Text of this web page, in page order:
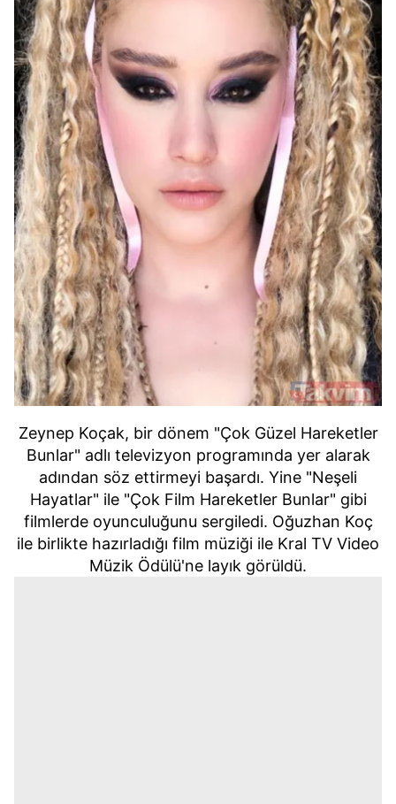
Zeynep Koçak, bir dönem "Çok Güzel Hareketler
Bunlar" adlı televizyon programında yer alarak
adından söz ettirmeyi başardı. Yine "Neşeli
Hayatlar" ile "Çok Film Hareketler Bunlar" gibi
filmlerde oyunculuğunu sergiledi. Oğuzhan Koç
ile birlikte hazırladığı film müziği ile Kral TV Video
Müzik Ödülü'ne layık görüldü.